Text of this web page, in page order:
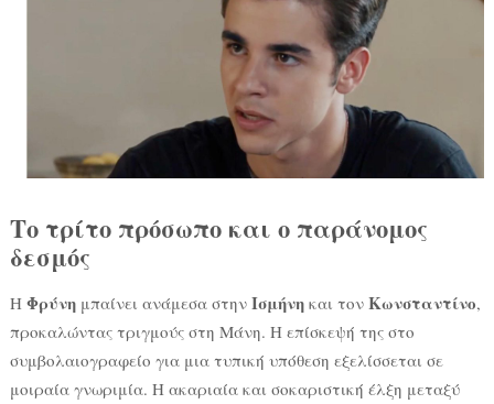
Το τρίτο πρόσωπο και ο παράνομος
δεσμός
Η Φρύνημπαίνει ανάμεσα στην Ισμήνηκαι τον Κωνσταντίνο,
προκαλώντας τριγμούς στη Μάνη. Η επίσκεψή της στο
συμβολαιογραφείο για μια τυπική υπόθεση εξελίσσεται σε
μοιραία γνωριμία. Η ακαριαία και σοκαριστική έλξη μεταξύ